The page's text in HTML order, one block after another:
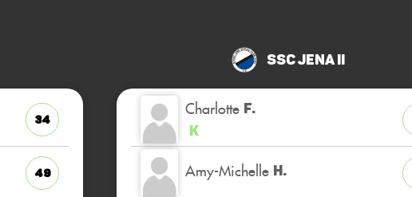
34
49
SSC Jena II
Charlotte F.
K
Amy-Michelle H.